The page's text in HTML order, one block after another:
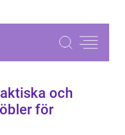
och
för